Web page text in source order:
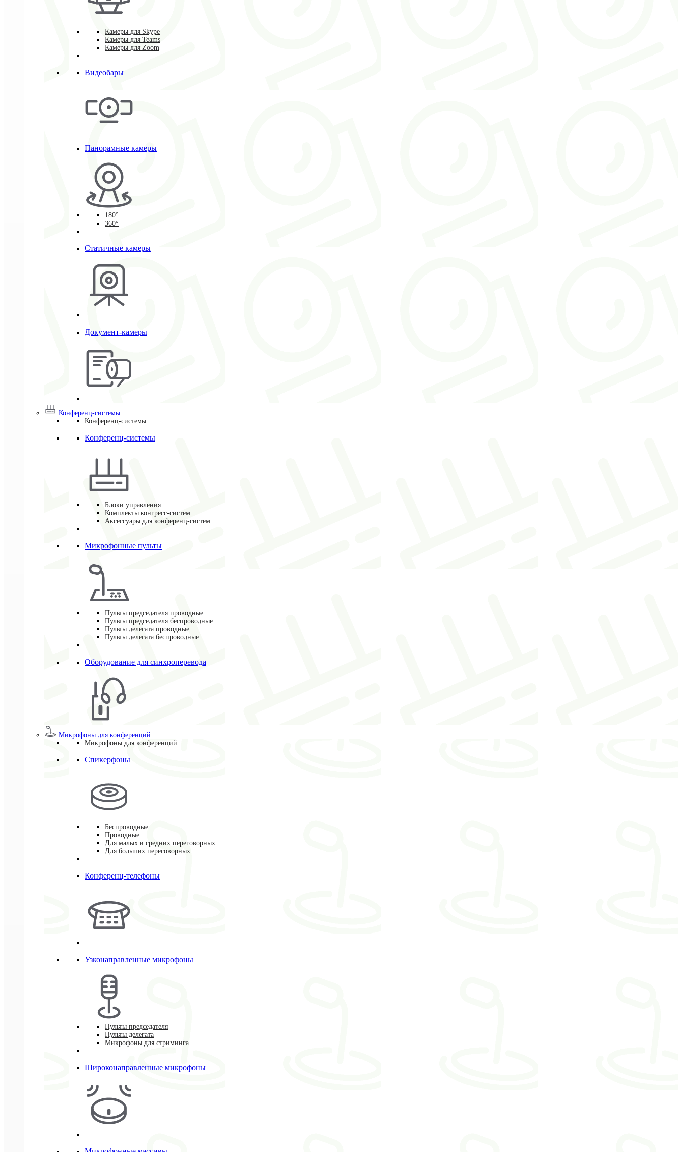
Камеры для Skype
Камеры для Teams
Камеры для Zoom
Видеобары
Панорамные камеры
180°
360°
Статичные камеры
Документ-камеры
Конференц-системы
Конференц-системы
Конференц-системы
Блоки управления
Комплекты конгресс-систем
Аксессуары для конференц-систем
Микрофонные пульты
Пульты председателя проводные
Пульты председателя беспроводные
Пульты делегата проводные
Пульты делегата беспроводные
Оборудование для синхроперевода
Микрофоны для конференций
Микрофоны для конференций
Спикерфоны
Беспроводные
Проводные
Для малых и средних переговорных
Для больших переговорных
Конференц-телефоны
Узконаправленные микрофоны
Пульты председателя
Пульты делегата
Микрофоны для стриминга
Широконаправленные микрофоны